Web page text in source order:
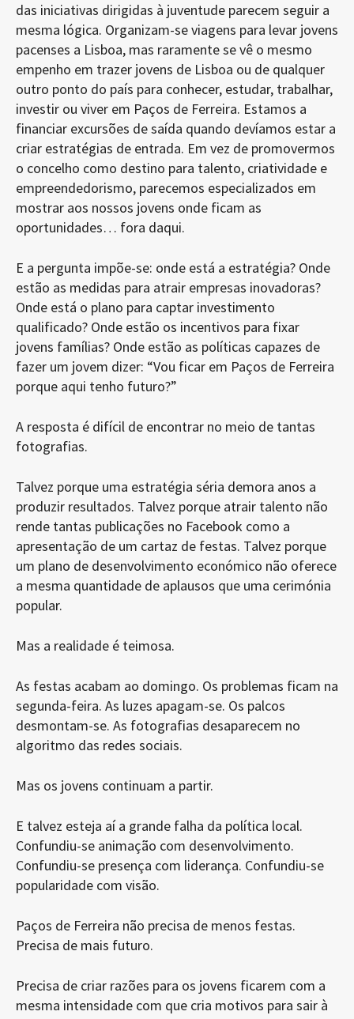
das iniciativas dirigidas à juventude parecem seguir a
mesma lógica. Organizam-se viagens para levar jovens
pacenses a Lisboa, mas raramente se vê o mesmo
empenho em trazer jovens de Lisboa ou de qualquer
outro ponto do país para conhecer, estudar, trabalhar,
investir ou viver em Paços de Ferreira. Estamos a
financiar excursões de saída quando devíamos estar a
criar estratégias de entrada. Em vez de promovermos
o concelho como destino para talento, criatividade e
empreendedorismo, parecemos especializados em
mostrar aos nossos jovens onde ficam as
oportunidades… fora daqui.
E a pergunta impõe-se: onde está a estratégia? Onde
estão as medidas para atrair empresas inovadoras?
Onde está o plano para captar investimento
qualificado? Onde estão os incentivos para fixar
jovens famílias? Onde estão as políticas capazes de
fazer um jovem dizer: “Vou ficar em Paços de Ferreira
porque aqui tenho futuro?”
A resposta é difícil de encontrar no meio de tantas
fotografias.
Talvez porque uma estratégia séria demora anos a
produzir resultados. Talvez porque atrair talento não
rende tantas publicações no Facebook como a
apresentação de um cartaz de festas. Talvez porque
um plano de desenvolvimento económico não oferece
a mesma quantidade de aplausos que uma cerimónia
popular.
Mas a realidade é teimosa.
As festas acabam ao domingo. Os problemas ficam na
segunda-feira. As luzes apagam-se. Os palcos
desmontam-se. As fotografias desaparecem no
algoritmo das redes sociais.
Mas os jovens continuam a partir.
E talvez esteja aí a grande falha da política local.
Confundiu-se animação com desenvolvimento.
Confundiu-se presença com liderança. Confundiu-se
popularidade com visão.
Paços de Ferreira não precisa de menos festas.
Precisa de mais futuro.
Precisa de criar razões para os jovens ficarem com a
mesma intensidade com que cria motivos para sair à